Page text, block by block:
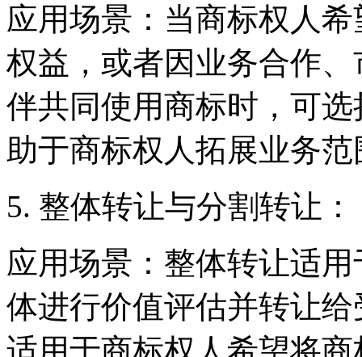
应用场景：当商标权人
权益，或者因业务合作
伴共同使用商标时，可
助于商标权人拓展业务
5. 整体转让与分割转让：
应用场景：整体转让适
体进行价值评估并转让